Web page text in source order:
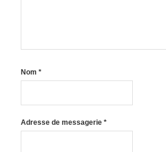
Nom *
Adresse de messagerie *